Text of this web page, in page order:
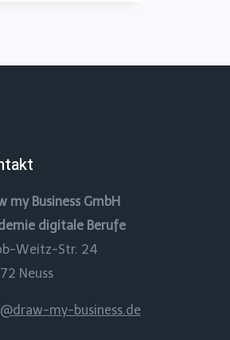
my Business GmbH
digitale Berufe
Weitz-Str. 24
Neuss
my-business.de